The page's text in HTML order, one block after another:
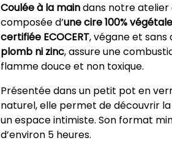
Coulée à la maindans notre
composée d’une cire 100% végétale
certifiée ECOCERT, végane et sans
plomb ni zinc, assure une
flamme douce et non toxique.
Présentée dans un petit pot en
naturel, elle permet de découvrir
un espace intimiste. Son format
d’environ 5 heures.